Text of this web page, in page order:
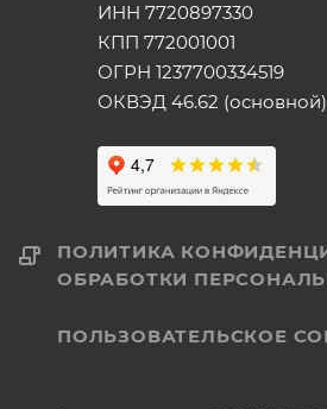
ИНН 7720897330
КПП 772001001
ОГРН 1237700334519
ОКВЭД 46.62 (основной)
ПОЛИТИКА
ОБРАБОТКИ
ПОЛЬЗОВАТЕЛЬСКОЕ